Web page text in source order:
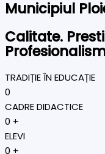
Municipiul
Calitate.
TRADIȚIE ÎN EDUCAȚIE
0
CADRE DIDACTICE
0 +
ELEVI
0 +